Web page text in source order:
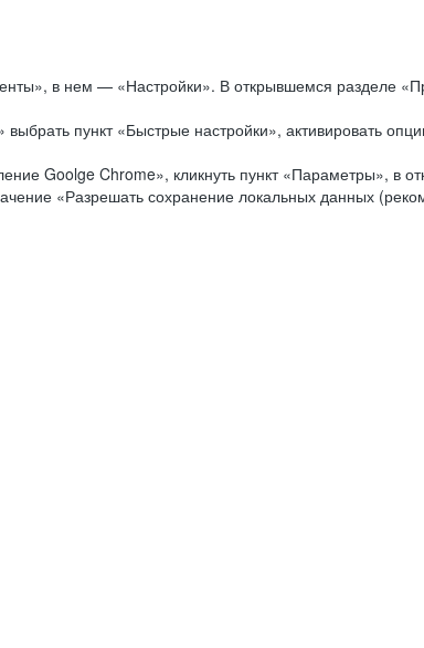
в нем — «Настройки». В открывшемся разделе
пункт «Быстрые настройки», активировать
Goolge Chrome», кликнуть пункт «Параметры», в
«Разрешать сохранение локальных данных